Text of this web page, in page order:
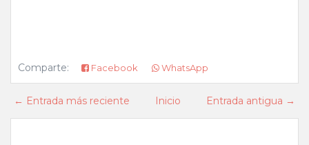
Comparte: Facebook WhatsApp
← Entrada más reciente Entrada antigua →
Inicio